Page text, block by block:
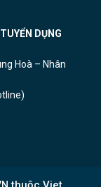
DỤNG
Hoà – Nhân